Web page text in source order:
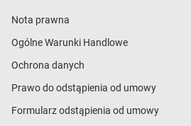
Nota prawna
Ogólne Warunki Handlowe
Ochrona danych
Prawo do odstąpienia od umowy
Formularz odstąpienia od umowy